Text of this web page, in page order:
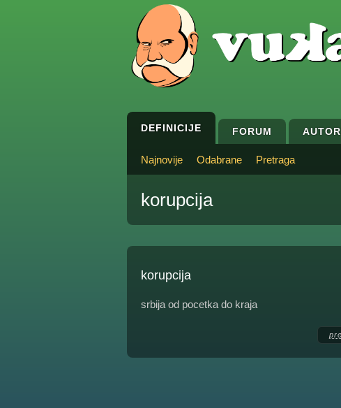
DEFINICIJE FORUM
Najnovije Odabrane Pretraga
korupcija
korupcija
srbija od pocetka do kraja